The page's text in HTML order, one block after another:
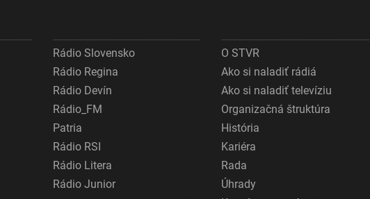
Rádio Slovensko
Rádio Regina
Rádio Devín
Rádio_FM
Patria
Rádio RSI
Rádio Litera
Rádio Junior
O STVR
Ako si naladiť rádiá
Ako si naladiť televíziu
Organizačná štruktúra
História
Kariéra
Rada
Úhrady